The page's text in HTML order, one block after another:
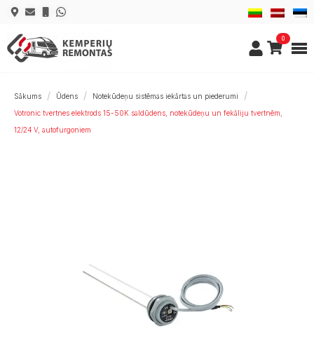
0
Sākums Ūdens
Notekūdeņu sistēmas iekārtas un piederumi
Votronic tvertnes elektrods 15-50K saldūdens, notekūdeņu un fekāliju tvertnēm,
12/24 V, autofurgoniem